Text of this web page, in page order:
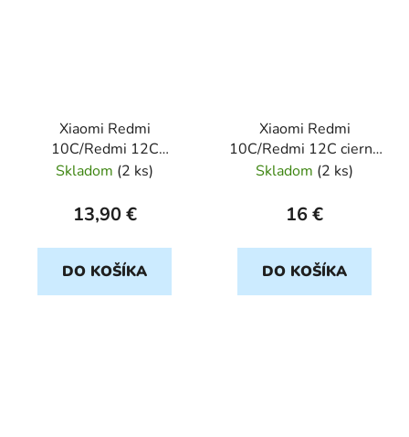
Xiaomi Redmi
10C/Redmi 12C
cerveny FORCELL
Skladom (2 ks)
13,90 €
DO KOŠÍKA
Xiaomi Redmi
10C/Redmi 12C cierny
FORCELL NOBLE
Skladom (2 ks)
16 €
DO KOŠÍKA